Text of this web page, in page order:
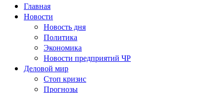
Главная
Новости
Новость дня
Политика
Экономика
Новости предприятий ЧР
Деловой мир
Стоп кризис
Прогнозы